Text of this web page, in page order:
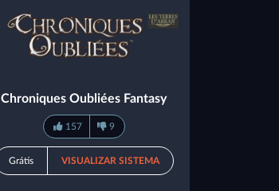
Chroniques Oubliées Fantasy
157 9
Grátis VISUALIZAR SISTEMA